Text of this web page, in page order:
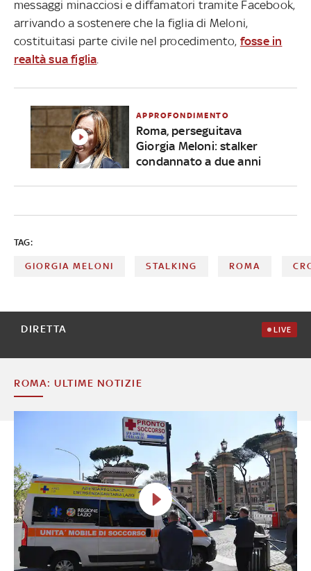
messaggi minacciosi e diffamatori tramite Facebook,
arrivando a sostenere che la figlia di Meloni,
costituitasi parte civile nel procedimento, fosse in
realtà sua figlia
APPROFONDIMENTO
Roma, perseguitava
Giorgia Meloni: stalker
condannato a due anni
TAG:
GIORGIA MELONI STALKING ROMA
DIRETTA LIVE
ROMA: ULTIME NOTIZIE